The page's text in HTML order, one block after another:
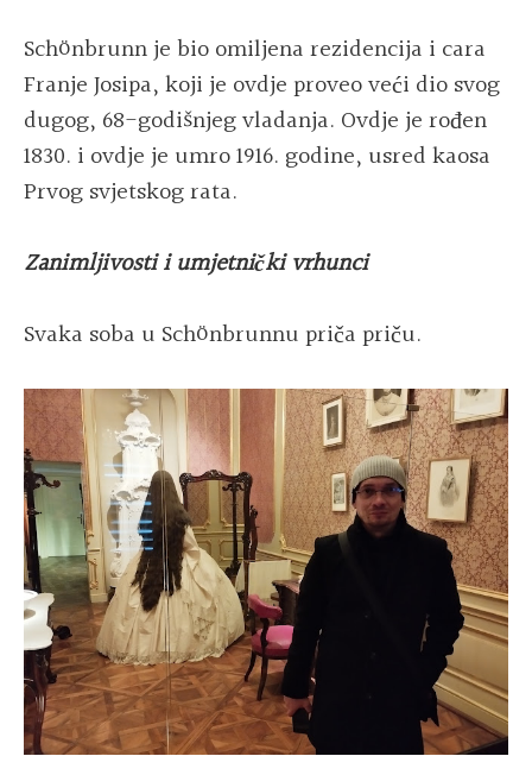
Schönbrunn je bio omiljena rezidencija i cara
Franje Josipa, koji je ovdje proveo veći dio svog
dugog, 68-godišnjeg vladanja. Ovdje je rođen
1830. i ovdje je umro 1916. godine, usred kaosa
Prvog svjetskog rata.
Zanimljivosti i umjetnički vrhunci
Svaka soba u Schönbrunnu priča priču.